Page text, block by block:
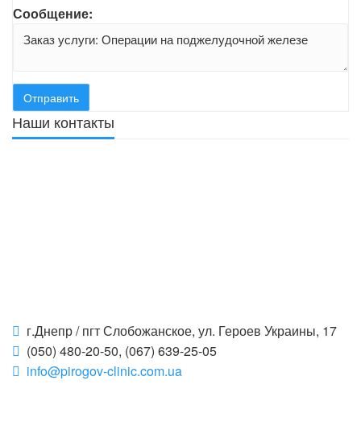
Сообщение:
Наши контакты
г.Днепр / пгт Слобожанское, ул. Героев Украины, 17
(050) 480-20-50, (067) 639-25-05
info@pirogov-clinic.com.ua